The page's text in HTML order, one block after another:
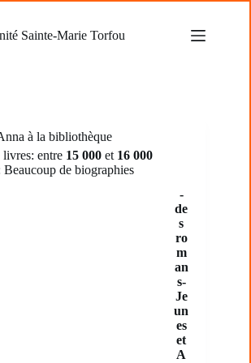
Sainte-Marie Torfou
entre 15 000et 16 000
Beaucoup de biographies
-
de
s
ro
m
an
s-
Je
un
es
et
A